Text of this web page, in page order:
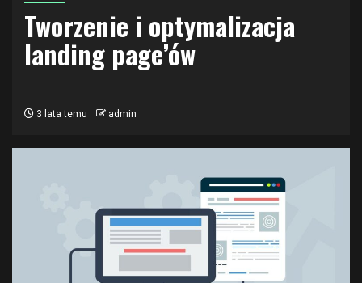
Tworzenie i optymalizacja
landing page’ów
3 lata temu admin